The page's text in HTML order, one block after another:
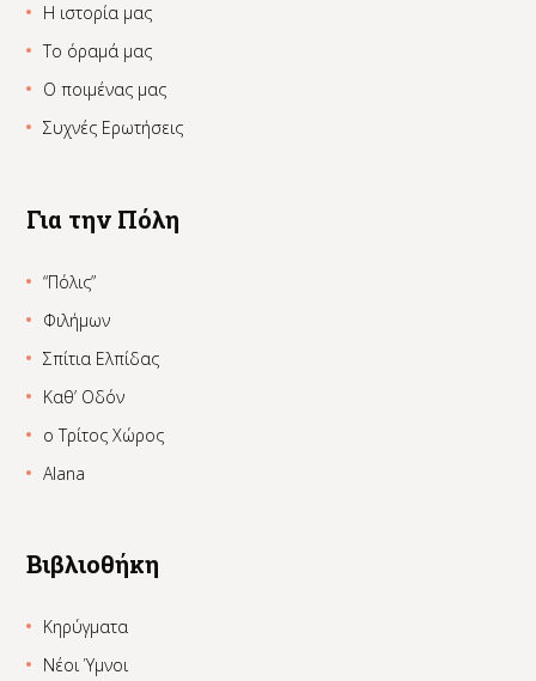
Η ιστορία μας
Το όραμά μας
Ο ποιμένας μας
Συχνές Ερωτήσεις
Για την Πόλη
“Πόλις”
Φιλήμων
Σπίτια Ελπίδας
Καθ’ Οδόν
ο Τρίτος Χώρος
Alana
Βιβλιοθήκη
Κηρύγματα
Νέοι Ύμνοι